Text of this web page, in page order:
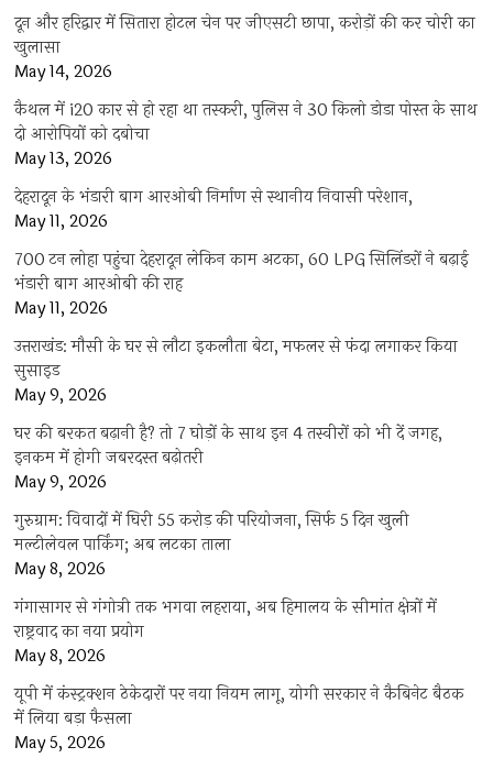
दून और हरिद्वार में सितारा होटल चेन पर जीएसटी छापा, करोड़ों की कर चोरी का
खुलासा
May 14, 2026
कैथल में i20 कार से हो रहा था तस्करी, पुलिस ने 30 किलो डोडा पोस्त के साथ
दो आरोपियों को दबोचा
May 13, 2026
देहरादून के भंडारी बाग आरओबी निर्माण से स्थानीय निवासी परेशान,
May 11, 2026
700 टन लोहा पहुंचा देहरादून लेकिन काम अटका, 60 LPG सिलिंडरों ने बढ़ाई
भंडारी बाग आरओबी की राह
May 11, 2026
उत्तराखंड: मौसी के घर से लौटा इकलौता बेटा, मफलर से फंदा लगाकर किया
सुसाइड
May 9, 2026
घर की बरकत बढ़ानी है? तो 7 घोड़ों के साथ इन 4 तस्वीरों को भी दें जगह,
इनकम में होगी जबरदस्त बढ़ोतरी
May 9, 2026
गुरुग्राम: विवादों में घिरी 55 करोड़ की परियोजना, सिर्फ 5 दिन खुली
मल्टीलेवल पार्किंग; अब लटका ताला
May 8, 2026
गंगासागर से गंगोत्री तक भगवा लहराया, अब हिमालय के सीमांत क्षेत्रों में
राष्ट्रवाद का नया प्रयोग
May 8, 2026
यूपी में कंस्ट्रक्शन ठेकेदारों पर नया नियम लागू, योगी सरकार ने कैबिनेट बैठक
में लिया बड़ा फैसला
May 5, 2026